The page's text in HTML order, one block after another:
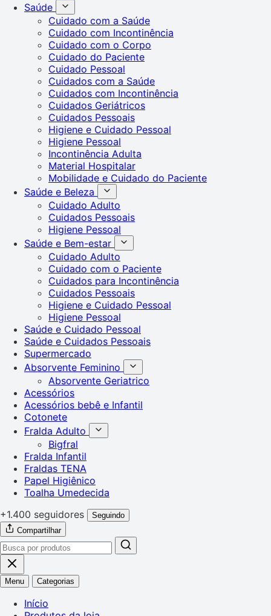
Saúde
Cuidado com a Saúde
Cuidado com Incontinência
Cuidado com o Corpo
Cuidado do Paciente
Cuidado Pessoal
Cuidados com a Saúde
Cuidados com Incontinência
Cuidados Geriátricos
Cuidados Pessoais
Higiene e Cuidado Pessoal
Higiene Pessoal
Incontinência Adulta
Material Hospitalar
Mobilidade e Cuidado do Paciente
Saúde e Beleza
Cuidado Adulto
Cuidados Pessoais
Higiene Pessoal
Saúde e Bem-estar
Cuidado Adulto
Cuidado com o Paciente
Cuidados para Incontinência
Cuidados Pessoais
Higiene e Cuidado Pessoal
Higiene Pessoal
Saúde e Cuidado Pessoal
Saúde e Cuidados Pessoais
Supermercado
Absorvente Feminino
Absorvente Geriatrico
Acessórios
Acessórios bebê e Infantil
Cotonete
Fralda Adulto
Bigfral
Fralda Infantil
Fraldas TENA
Papel Higiênico
Toalha Umedecida
+1.400 seguidores
Seguindo
Compartilhar
Menu Categorias
Início